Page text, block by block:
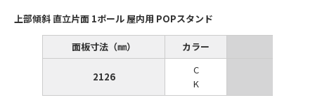
上部傾斜 直立片面 1ポール 屋内用 POPスタンド
面板寸法（㎜） カラー
2126
C
K